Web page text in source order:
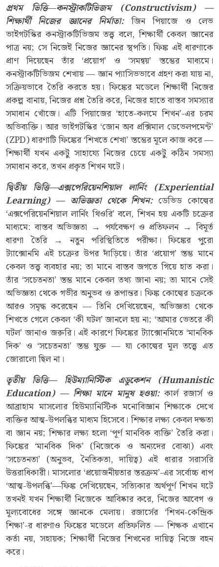
প্রথম ভিত্তি—কনস্ট্রাকটিভিজম(Constructivism) —
শিক্ষার্থী নিজের জ্ঞানের নির্মাতা: জিন পিয়াজে ও লেভ
ভাইগটস্কির কনস্ট্রাকটিভিজম তত্ত্ব বলে, শিক্ষার্থী কেবল জ্ঞানের
পাত্র নয়; সে নিজেই নিজের জ্ঞানের স্থপতি। ফিঙ্ক এই ধারণাকে
প্রাণ দিয়েছেন তাঁর ‘প্রয়োগ’ ও ‘সমন্বয়’ স্তম্ভের মাধ্যমে।
কনস্ট্রাকটিভিজম শেখায় — জ্ঞান প্যাসিভভাবে গ্রহণ করা যায় না,
সক্রিয়ভাবে তৈরি করতে হয়। ফিঙ্কের মডেলে শিক্ষার্থী নিজের
প্রকল্প বানায়, নিজের প্রশ্ন তৈরি করে, নিজের হাতে বাস্তব সমস্যার
সমাধান খোঁজে। এটি পিয়াজের ‘হাতে-কলমে শিখন’-এর চরম
অভিব্যক্তি। আর ভাইগটস্কির ‘জোন অব প্রক্সিমাল ডেভেলপমেন্ট’
(ZPD) ধারণাটি ফিঙ্কের ‘শিখতে শেখা’ স্তম্ভের মূলে কাজ করে —
শিক্ষার্থী যখন একটু সাহায্যে নিজের চেয়ে একটু কঠিন সমস্যা
সমাধান করে, তখন প্রকৃত শিখন ঘটে।
দ্বিতীয় ভিত্তি—এক্সপেরিয়েনশিয়াল লার্নিং(Experiential
Learning) — অভিজ্ঞতা থেকে শিখন:ডেভিড কোল্বের
‘এক্সপেরিয়েনশিয়াল লার্নিং থিওরি’ বলে, শিখন হয় একটি চক্রের
মাধ্যমে: বাস্তব অভিজ্ঞতা → পর্যবেক্ষণ ও প্রতিফলন → বিমূর্ত
ধারণা তৈরি → নতুন পরিস্থিতিতে পরীক্ষা। ফিঙ্কের পুরো
ট্যাক্সোনমি এই চক্রের উপর দাঁড়িয়ে। তাঁর ‘প্রয়োগ’ স্তম্ভ মানে
কেবল তত্ত্ব ব্যবহার নয়; তা মানে বাস্তব জগতে গিয়ে হাত করা।
তাঁর ‘সচেতনতা’ স্তম্ভ মানে কেবল তথ্য জানা নয়; তা মানে সেই
অভিজ্ঞতা থেকে গভীর অনুভব ও রূপান্তর। ফিঙ্ক কোল্বের চক্রকে
আরও সমৃদ্ধ করেছেন — তিনি দেখিয়েছেন, অভিজ্ঞতা থেকে
শিখতে গেলে কেবল ‘কী ঘটল’ জানলে হয় না; ‘আমার ভেতরে কী
ঘটল’ জানাও জরুরি। এই কারণে ফিঙ্কের ট্যাক্সোনমিতে ‘মানবিক
দিক’ ও ‘সচেতনতা’ স্তম্ভ যুক্ত — যা কোল্বের মূল তত্ত্বে এত
জোরালো ছিল না।
তৃতীয় ভিত্তি—হিউম্যানিস্টিক এডুকেশন (Humanistic
Education) — শিক্ষা মানে মানুষ হওয়া:কার্ল রজার্স ও
আব্রাহাম মাসলোর হিউম্যানিস্টিক মনোবিজ্ঞান শিক্ষাকে দেখে
ব্যক্তির আত্ম-উপলব্ধির মাধ্যম হিসেবে। শিক্ষার লক্ষ্য কেবল দক্ষতা
বা জ্ঞান নয়; শিক্ষার লক্ষ্য হলো ‘পূর্ণ মানবিক ব্যক্তি’ তৈরি করা।
ফিঙ্কের ‘মানবিক দিক’ (নিজেকে ও অন্যদের বোঝা) এবং
‘সচেতনতা’ (অনুভব, নৈতিকতা, দায়িত্ব) এই ধারার সরাসরি
উত্তরাধিকারী। মাসলোর ‘প্রয়োজনীয়তার স্তরক্রম’-এর সর্বোচ্চ ধাপ
‘আত্ম-উপলব্ধি’—ফিঙ্ক দেখিয়েছেন, সত্যিকার অর্থপূর্ণ শিখন ঘটে
তখনই যখন শিক্ষার্থী নিজেকে আবিষ্কার করে, নিজের আবেগ ও
মূল্যবোধের সঙ্গে জ্ঞানকে মেলায়। রজার্সের ‘শিখন-কেন্দ্রিক
শিক্ষা’-র ধারণাও ফিঙ্কের মডেলে প্রতিফলিত — শিক্ষক এখানে
কর্তা নয়, সহায়ক; শিক্ষার্থী নিজের শিখনের দায়িত্ব নিজে বহন
করে।